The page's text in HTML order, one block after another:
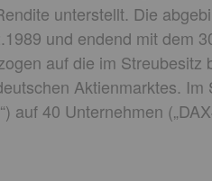
unterstellt. Die
und endend mit dem
auf die im Streubesitz
Aktienmarktes. Im
auf 40 Unternehmen